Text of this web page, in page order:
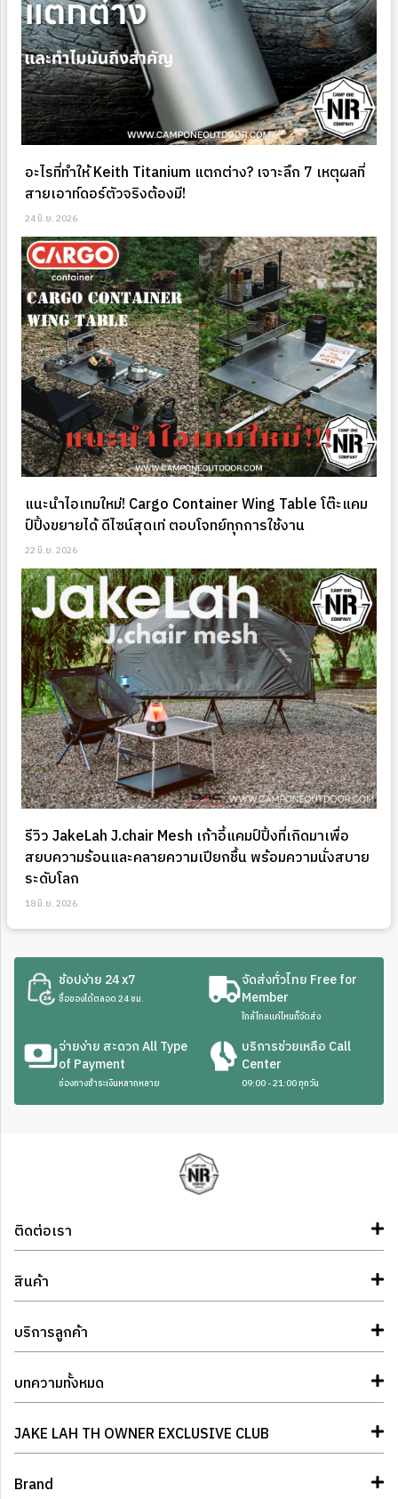
อะไรที่ทำให้ Keith Titanium แตกต่าง? เจาะลึก 7 เหตุผลที่
สายเอาท์ดอร์ตัวจริงต้องมี!
24 มิ.ย. 2026
แนะนำไอเทมใหม่! Cargo Container Wing Table โต๊ะแคม
ป์ปิ้งขยายได้ ดีไซน์สุดเท่ ตอบโจทย์ทุกการใช้งาน
22 มิ.ย. 2026
รีวิว JakeLah J.chair Mesh เก้าอี้แคมป์ปิ้งที่เกิดมาเพื่อ
สยบความร้อนและคลายความเปียกชื้น พร้อมความนั่งสบาย
ระดับโลก
18 มิ.ย. 2026
ช้อปง่าย 24 x7
ซื้อของได้ตลอด 24 ชม.
จัดส่งทั่วไทย Free for
Member
ใกล้ไกลแค่ไหนก็จัดส่ง
จ่ายง่าย สะดวก All Type
of Payment
ช่องทางชำระเงินหลากหลาย
บริการช่วยเหลือ Call
Center
09:00 - 21:00 ทุกวัน
ติดต่อเรา
สินค้า
บริการลูกค้า
บทความทั้งหมด
JAKE LAH TH OWNER EXCLUSIVE CLUB
Brand